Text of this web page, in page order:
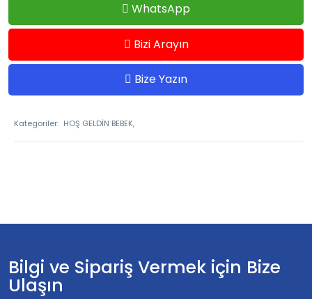
WhatsApp
Bizi Arayın
Bize Yazın
Kategoriler: HOŞ GELDİN BEBEK,
Bilgi ve Sipariş Vermek için Bize
Ulaşın